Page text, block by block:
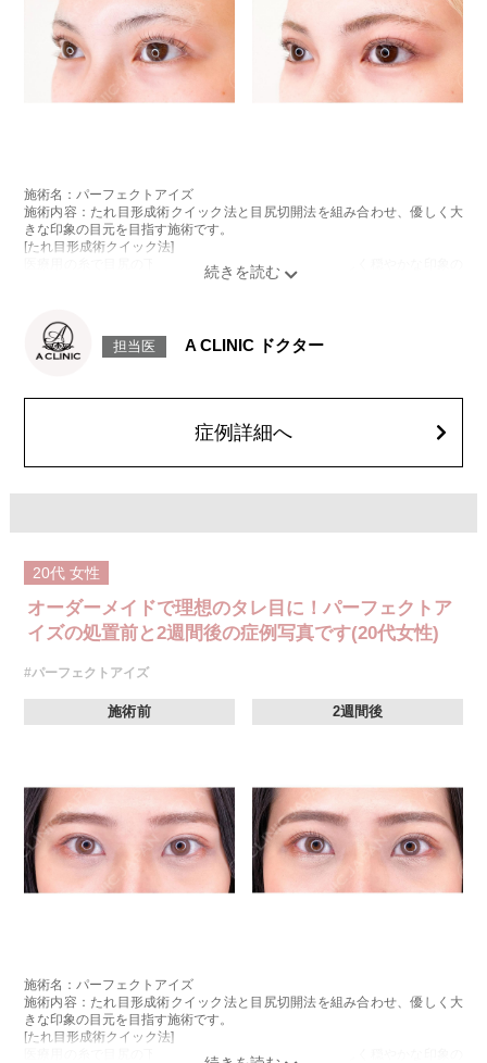
施術名：パーフェクトアイズ
施術内容：たれ目形成術クイック法と目尻切開法を組み合わせ、優しく大
きな印象の目元を目指す施術です。
[たれ目形成術クイック法]
医療用の糸で目尻の下側を軽く引き下げることで、優しく穏やかな印象の
なり、目の横幅を大きく見せる施術です。
施術時間：約30分程
後一時的に生じることがございます。また、稀に細菌感染症、左右差、後
戻り、目尻のラインに段差が生じる、睫毛が切れたり抜ける、結膜腫脹な
どが生じることがございます。
オプション：笑気麻酔 3,300円(税込)
担当医 A CLINIC ドクター
症例詳細へ
20代 女性
オーダーメイドで理想のタレ目に！パーフェクトア
イズの処置前と2週間後の症例写真です(20代女性)
#パーフェクトアイズ
施術前 2週間後
施術名：パーフェクトアイズ
施術内容：たれ目形成術クイック法と目尻切開法を組み合わせ、優しく大
きな印象の目元を目指す施術です。
[たれ目形成術クイック法]
医療用の糸で目尻の下側を軽く引き下げることで、優しく穏やかな印象の